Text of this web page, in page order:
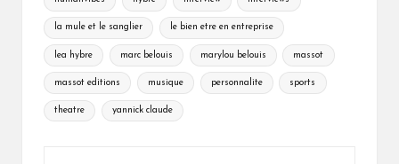
la mule et le sanglier le bien etre en entreprise
lea hybre marc belouis marylou belouis massot
massot editions musique personnalite sports
theatre yannick claude